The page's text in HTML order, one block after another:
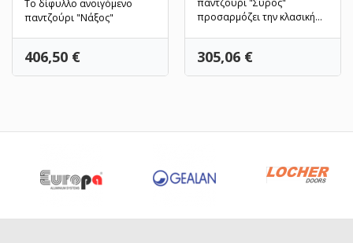
Το δίφυλλο ανοιγόμενο
παντζούρι "Νάξος"
νησιώτικη...
Τιμή
406,50 €
παντζούρι "Σύρος"
προσαρμόζει την κλασική
Τιμή
305,06 €